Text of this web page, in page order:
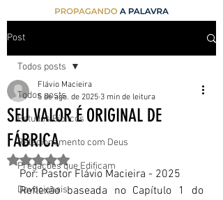
Post
Todos posts
Estudos Bíblicos
Relacionamento com Deus
Pregações que Edificam
Devocionais
Todos posts
SEU VALOR É ORIGINAL DE
FÁBRICA
Flávio Macieira
5 de ago. de 2025 3 min de leitura
Avaliado com NaN de 5 estrelas.
Por: Pastor Flávio Macieira - 2025
Reflexão baseada no Capítulo 1 do